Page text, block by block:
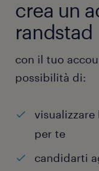
crea un
randstad
con il tuo
possibilità di:
per te
candidarti